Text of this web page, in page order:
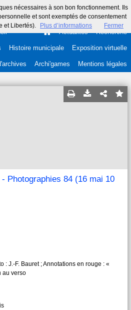
nécessaires à son bon fonctionnement. Ils
et sont exemptés de consentement
et Libertés).
Plus d’informations Fermer
Actualités Recherche
Histoire municipale Exposition virtuelle
Archi'games Mentions légales
Photographies 84 (16 mai 10
: J.-F. Bauret ; Annotations en rouge : «
au verso